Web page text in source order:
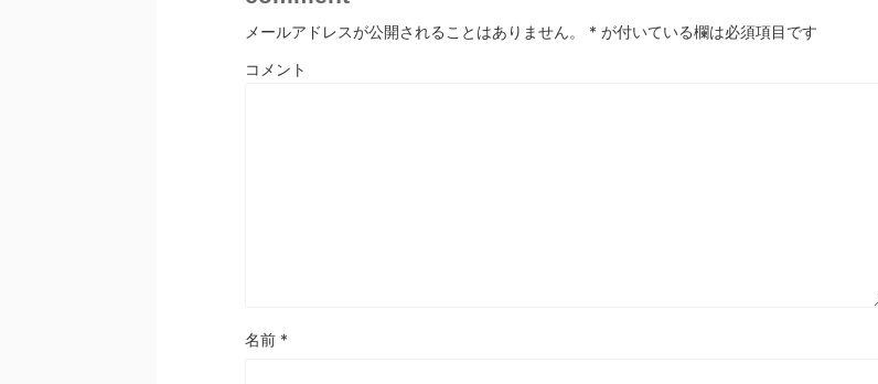
メールアドレスが公開されることはありません。 * が付いている欄は必須項目です
コメント
名前 *